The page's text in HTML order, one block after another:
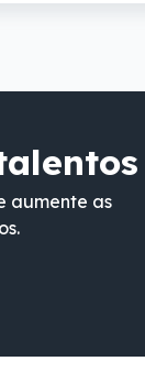
aumente as